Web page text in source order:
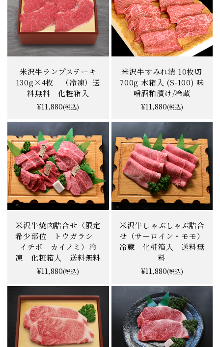
米沢牛ランプステーキ
130g×4枚 （冷凍）送
¥11,880(税込)
米沢牛すみれ漬 10枚切
700g 木箱入 (S-100) 味
¥11,880
米沢牛焼肉詰合せ（限定
希少部位 トウガラシ
イチボ カイノミ）冷
¥11,880(税込)
米沢牛しゃぶしゃぶ詰合
せ（サーロイン・モモ）
冷蔵 化粧箱入 送料無
¥11,880(税込)